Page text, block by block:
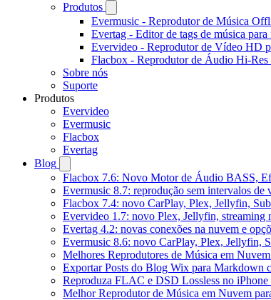
Produtos
Evermusic - Reprodutor de Música
Evertag - Editor de tags de música
Evervideo - Reprodutor de Vídeo HD
Flacbox - Reprodutor de Áudio Hi-Res
Sobre nós
Suporte
Produtos
Evervideo
Evermusic
Flacbox
Evertag
Blog
Flacbox 7.6: Novo Motor de Áudio BASS,
Evermusic 8.7: reprodução sem intervalos de
Flacbox 7.4: novo CarPlay, Plex, Jellyfin,
Evervideo 1.7: novo Plex, Jellyfin, streaming
Evertag 4.2: novas conexões na nuvem e
Evermusic 8.6: novo CarPlay, Plex, Jellyfin,
Melhores Reprodutores de Música em
Exportar Posts do Blog Wix para Markdown
Reproduza FLAC e DSD Lossless no
Melhor Reprodutor de Música em Nuvem